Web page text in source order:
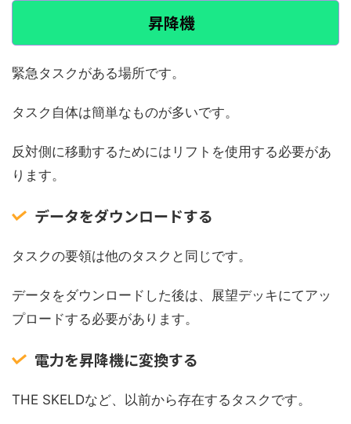
昇降機
緊急タスクがある場所です。
タスク自体は簡単なものが多いです。
反対側に移動するためにはリフトを使用する必要があ
ります。
データをダウンロードする
タスクの要領は他のタスクと同じです。
データをダウンロードした後は、展望デッキにてアッ
プロードする必要があります。
電力を昇降機に変換する
THE SKELDなど、以前から存在するタスクです。